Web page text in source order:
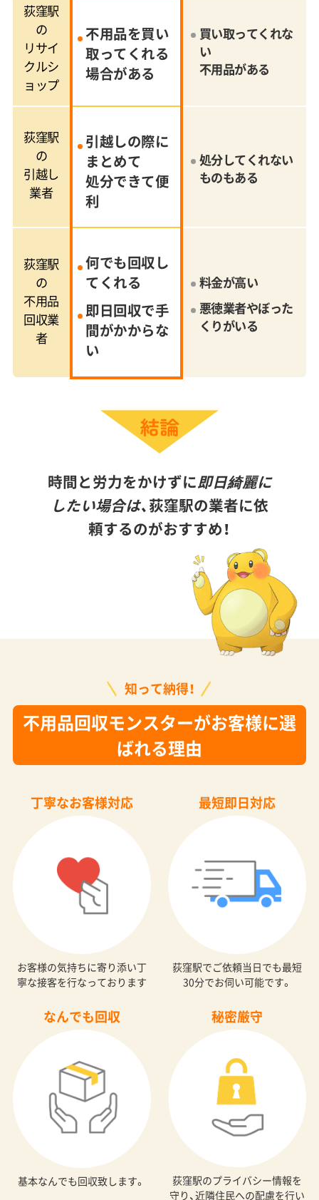
荻窪駅
の
リサイ
クルシ
ョップ
不用品を買い
取ってくれる
場合がある
買い取ってくれな
い
不用品がある
荻窪駅
の
引越し
業者
引越しの際に
まとめて
処分できて便
利
処分してくれない
ものもある
荻窪駅
の
不用品
回収業
者
何でも回収し
てくれる
即日回収で手
間がかからな
い
料金が高い
悪徳業者やぼった
くりがいる
時間と労力をかけずに即日綺麗に
したい場合は、荻窪駅の業者に依
頼するのがおすすめ！
知って納得！
不用品回収モンスターがお客様に選
ばれる理由
丁寧なお客様対応
お客様の気持ちに寄り添い丁
寧な接客を行なっております
最短即日対応
荻窪駅でご依頼当日でも最短
30分でお伺い可能です。
なんでも回収
基本なんでも回収致します。
秘密厳守
荻窪駅のプライバシー情報を
守り、近隣住民への配慮を行い